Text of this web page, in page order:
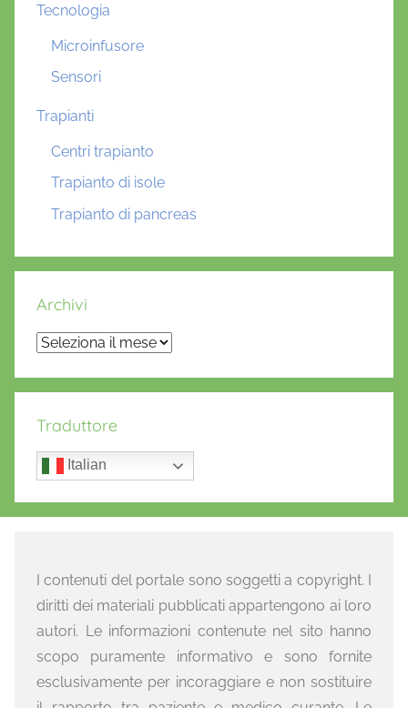
Tecnologia
Microinfusore
Sensori
Trapianti
Centri trapianto
Trapianto di isole
Trapianto di pancreas
Archivi
Archivi
Traduttore
Italian
I contenuti del portale sono soggetti a copyright. I
diritti dei materiali pubblicati appartengono ai loro
autori. Le informazioni contenute nel sito hanno
scopo puramente informativo e sono fornite
esclusivamente per incoraggiare e non sostituire